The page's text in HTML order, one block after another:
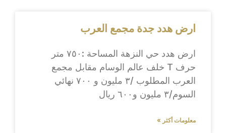
ارض هدد جدة مجمع العرب
ارض هدد حي النزهة المساحة :٧٥٠ متر
حرف T خلف عالم الوسام مقابل مجمع
العرب المطلوب /٣ مليون و ٧٠٠ نهائي
السوم/٣ مليون و٦٠٠ ريال
معلومات أكثر »